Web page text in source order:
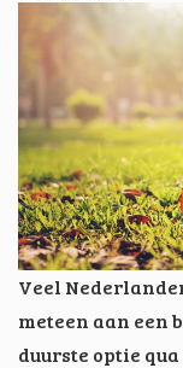
Veel
meteen aan een
duurste optie